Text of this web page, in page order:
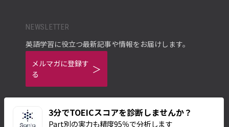
3分でTOEICスコアを診断しませんか？
Part別の実力も精度95％で分析します
NEWSLETTER
英語学習に役立つ最新記事や情報をお届けします。
メルマガに登録す
る